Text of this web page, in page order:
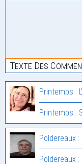
Texte Des
Printemps :
Printemps :
Poldereaux :
Poldereaux :